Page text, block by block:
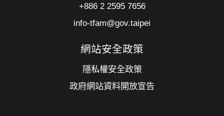
+886 2 2595 7656
info-tfam@gov.taipei
網站安全政策
隱私權安全政策
政府網站資料開放宣告